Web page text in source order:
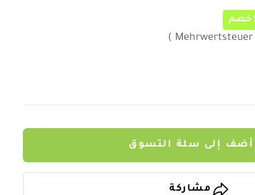
خصم
Mehrwertsteuer
)
أضف إلى سلة التسوق
مشاركة